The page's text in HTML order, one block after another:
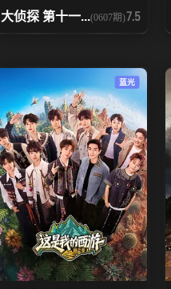
大侦探 第十一...(0607期)7.5
蓝光